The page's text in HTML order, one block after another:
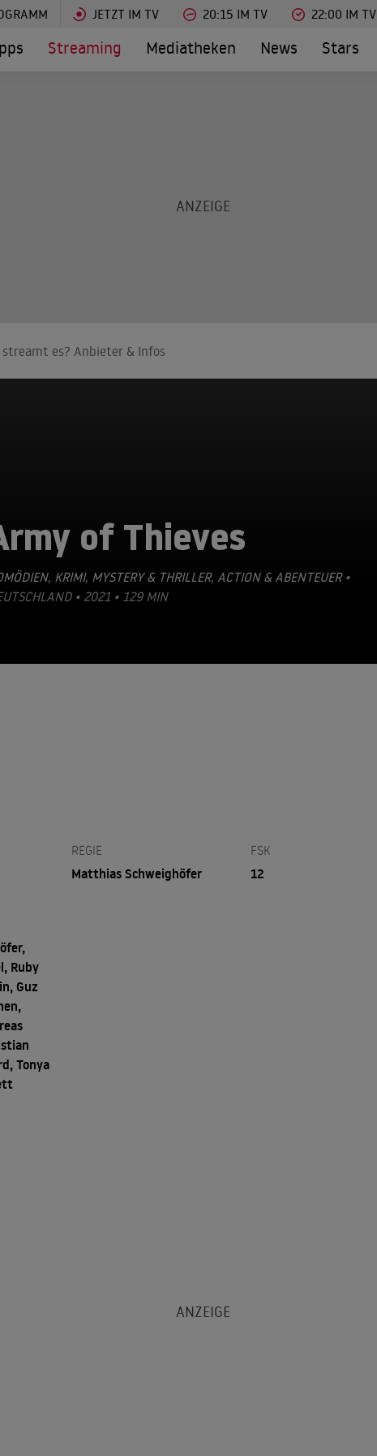
JETZT IM TV 20:15 IM TV 22:00 IM TV
Streaming Mediatheken News Stars
es? Anbieter & Infos
of Thieves
, KRIMI, MYSTERY & THRILLER, ACTION & ABENTEUER•
• 2021 • 129 MIN
REGIE
Matthias Schweighöfer
FSK
12
Ruby
Guz
Tonya